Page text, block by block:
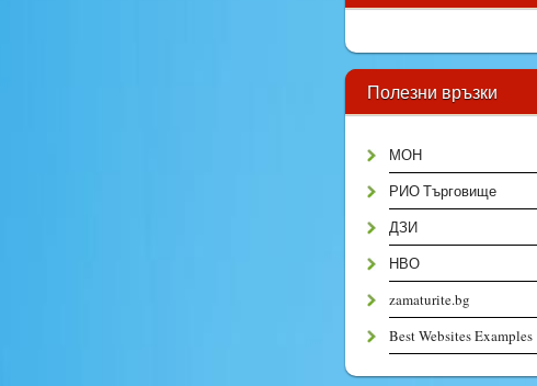
Полезни връзки
МОН
РИО Търговище
ДЗИ
НВО
zamaturite.bg
Best Websites Examples